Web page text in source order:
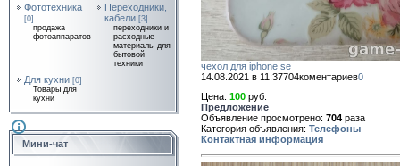
Фототехника
[0]
продажа
фотоаппаратов
Переходники,
кабели [3]
переходники и
расходные
материалы для
бытовой
техники
Для кухни [0]
Товары для
кухни
Мини-чат
чехол для iphone se
14.08.2021 в 11:37704коментариев0
Цена: 100 руб.
Предложение
Объявление просмотрено: 704 раза
Категория объявления: Телефоны
Контактная информация